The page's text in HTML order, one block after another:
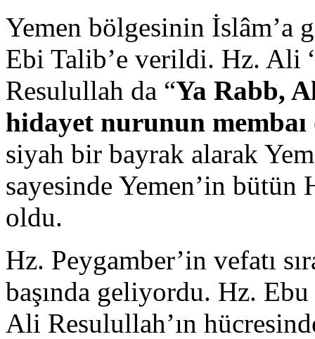
Yemen bölgesinin İslâm’a
Ebi Talib’e verildi. Hz. Ali
Resulullah da “Ya Rabb,
hidayet nurunun membaı
siyah bir bayrak alarak
sayesinde Yemen’in bütün
oldu.
Hz. Peygamber’in vefatı
başında geliyordu. Hz.
Ali Resulullah’ın